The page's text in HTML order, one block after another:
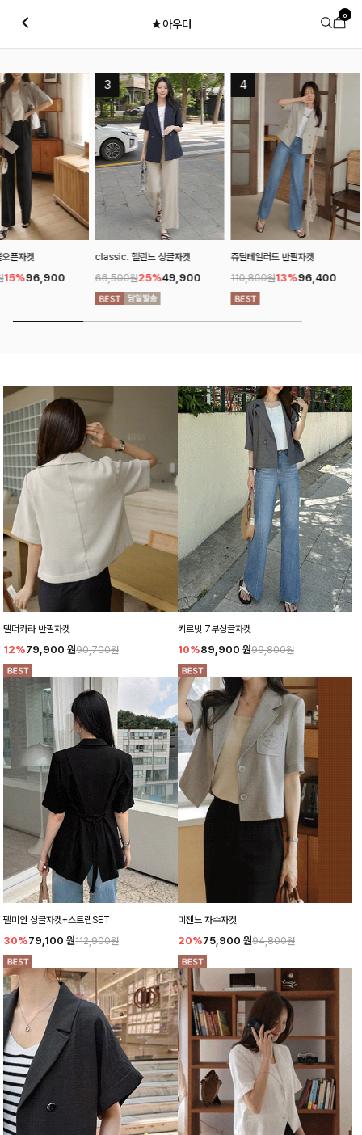
★아우터
0
classic. 헬린느 싱글자켓
66,500원25% 49,900
쥬딜테일러드 반팔자켓
110,800원13% 96,400
필밋스트링 후드베스
29,200원15%
탤더카라 반팔자켓
12%79,900 원90,700원
키르빗 7부싱글자켓
10%89,900 원99,800원
팰미안 싱글자켓+스트랩SET
30%79,100 원112,900원
미젠느 자수자켓
20%75,900 원94,800원